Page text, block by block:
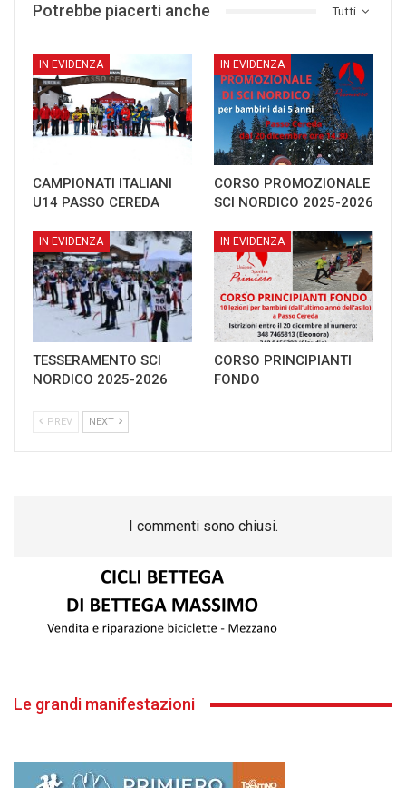
Tutti
Potrebbe piacerti anche
IN EVIDENZA
CAMPIONATI ITALIANI
U14 PASSO CEREDA
IN EVIDENZA
CORSO PROMOZIONALE
SCI NORDICO 2025-2026
IN EVIDENZA
TESSERAMENTO SCI
NORDICO 2025-2026
IN EVIDENZA
CORSO PRINCIPIANTI
FONDO
PREV NEXT
I commenti sono chiusi.
Le grandi manifestazioni